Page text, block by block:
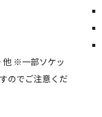
他 ※一部ソケッ
のでご注意くだ